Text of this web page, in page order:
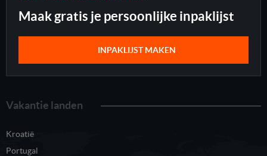
Maak gratis je persoonlijke inpaklijst
INPAKLIJST MAKEN
Vakantie landen
Kroatië
Portugal